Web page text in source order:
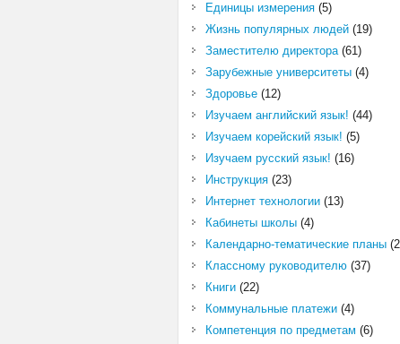
Единицы измерения(5)
Жизнь популярных людей(19)
Заместителю директора(61)
Зарубежные университеты(4)
Здоровье(12)
Изучаем английский язык! (44)
Изучаем корейский язык! (5)
Изучаем русский язык! (16)
Инструкция(23)
Интернет технологии(13)
Кабинеты школы(4)
Календарно-тематические планы
Классному руководителю(37)
Книги(22)
Коммунальные платежи(4)
Компетенция по предметам (6)